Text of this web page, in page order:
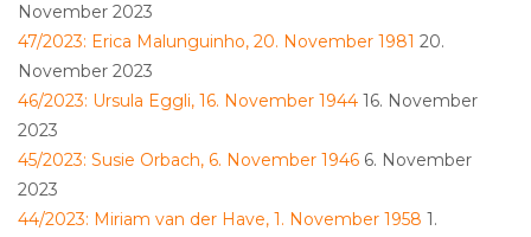
November 2023
47/2023: Erica Malunguinho, 20. November 1981 20.
November 2023
46/2023: Ursula Eggli, 16. November 1944 16. November
2023
45/2023: Susie Orbach, 6. November 1946 6. November
2023
44/2023: Miriam van der Have, 1. November 1958 1.